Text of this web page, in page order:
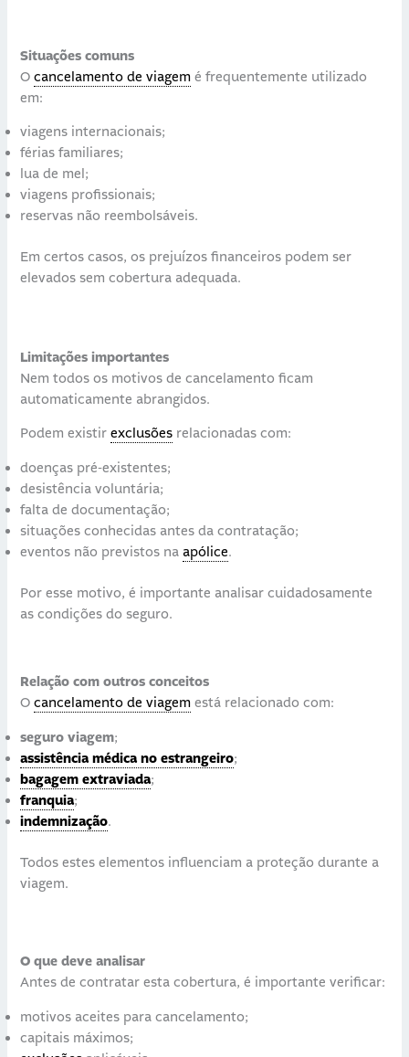
Situações comuns
Ocancelamento de viagem é frequentemente utilizado
em:
viagens internacionais;
férias familiares;
lua de mel;
viagens profissionais;
reservas não reembolsáveis.
Em certos casos, os prejuízos financeiros podem ser
elevados sem cobertura adequada.
Limitações importantes
Nem todos os motivos de cancelamento ficam
automaticamente abrangidos.
Podem existirexclusões relacionadas com:
doenças pré-existentes;
desistência voluntária;
falta de documentação;
situações conhecidas antes da contratação;
eventos não previstos naapólice.
Por esse motivo, é importante analisar cuidadosamente
as condições do seguro.
Relação com outros conceitos
Ocancelamento de viagem está relacionado com:
seguro viagem;
assistência médica no estrangeiro;
bagagem extraviada;
franquia;
indemnização.
Todos estes elementos influenciam a proteção durante a
viagem.
O que deve analisar
Antes de contratar esta cobertura, é importante verificar:
motivos aceites para cancelamento;
capitais máximos;